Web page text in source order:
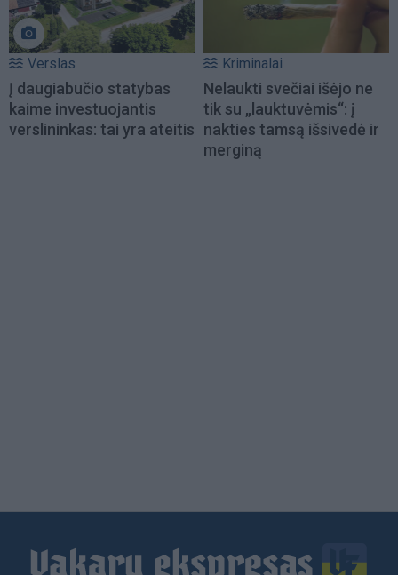
Verslas
Į daugiabučio statybas
kaime investuojantis
verslininkas: tai yra ateitis
Kriminalai
Nelaukti svečiai išėjo ne
tik su „lauktuvėmis“: į
nakties tamsą išsivedė ir
merginą